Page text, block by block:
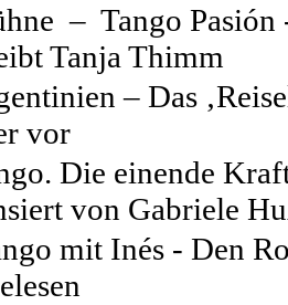
– Tango
Tanja Thimm
– Das
vor
Die einende
von Gabriele
mit Inés - Den